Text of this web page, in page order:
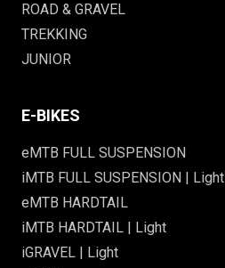
ROAD & GRAVEL
TREKKING
JUNIOR
E-BIKES
eMTB FULL SUSPENSION
iMTB FULL SUSPENSION | Light
eMTB HARDTAIL
iMTB HARDTAIL | Light
iGRAVEL | Light